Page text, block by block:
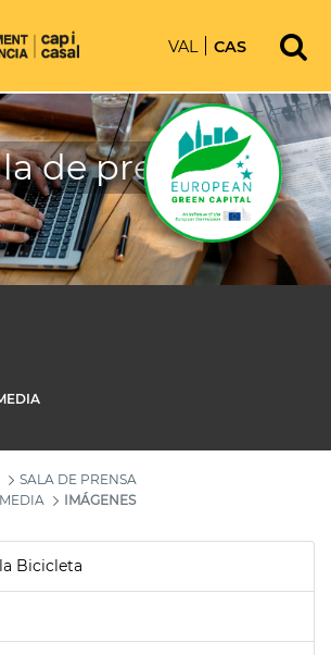
VAL CAS
de prensa
SALA DE PRENSA
IMÁGENES
Bicicleta